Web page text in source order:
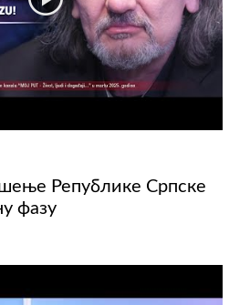
Републике Српске
фазу